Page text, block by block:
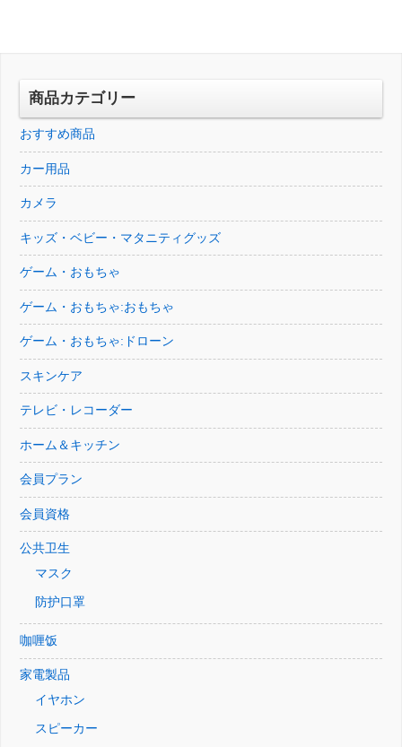
し
で
商品カテゴリー
おすすめ商品
カー用品
カメラ
キッズ・ベビー・マタニティグッズ
ゲーム・おもちゃ
ゲーム・おもちゃ:おもちゃ
ゲーム・おもちゃ:ドローン
スキンケア
テレビ・レコーダー
ホーム＆キッチン
会員プラン
会員資格
公共卫生
マスク
防护口罩
咖喱饭
家電製品
イヤホン
スピーカー